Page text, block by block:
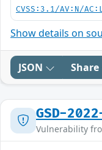
CVSS:3.1/AV:N/
Show details on
JSON Share
GSD-
Vulnerability